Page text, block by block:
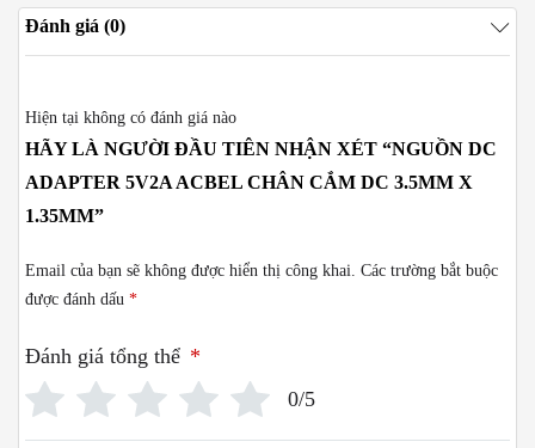
Đánh giá (0)
Hiện tại không có đánh giá nào
HÃY LÀ NGƯỜI ĐẦU TIÊN NHẬN XÉT “NGUỒN DC
ADAPTER 5V2A ACBEL CHÂN CẮM DC 3.5MM X
1.35MM”
Email của bạn sẽ không được hiển thị công khai. Các trường bắt buộc
được đánh dấu *
Đánh giá tổng thể *
0/5